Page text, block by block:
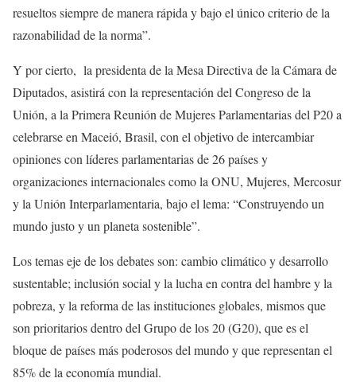
resueltos siempre de manera rápida y bajo el único criterio de la
razonabilidad de la norma”.
Y por cierto, la presidenta de la Mesa Directiva de la Cámara de
Diputados, asistirá con la representación del Congreso de la
Unión, a la Primera Reunión de Mujeres Parlamentarias del P20 a
celebrarse en Maceió, Brasil, con el objetivo de intercambiar
opiniones con líderes parlamentarias de 26 países y
organizaciones internacionales como la ONU, Mujeres, Mercosur
y la Unión Interparlamentaria, bajo el lema: “Construyendo un
mundo justo y un planeta sostenible”.
Los temas eje de los debates son: cambio climático y desarrollo
sustentable; inclusión social y la lucha en contra del hambre y la
pobreza, y la reforma de las instituciones globales, mismos que
son prioritarios dentro del Grupo de los 20 (G20), que es el
bloque de países más poderosos del mundo y que representan el
85% de la economía mundial.